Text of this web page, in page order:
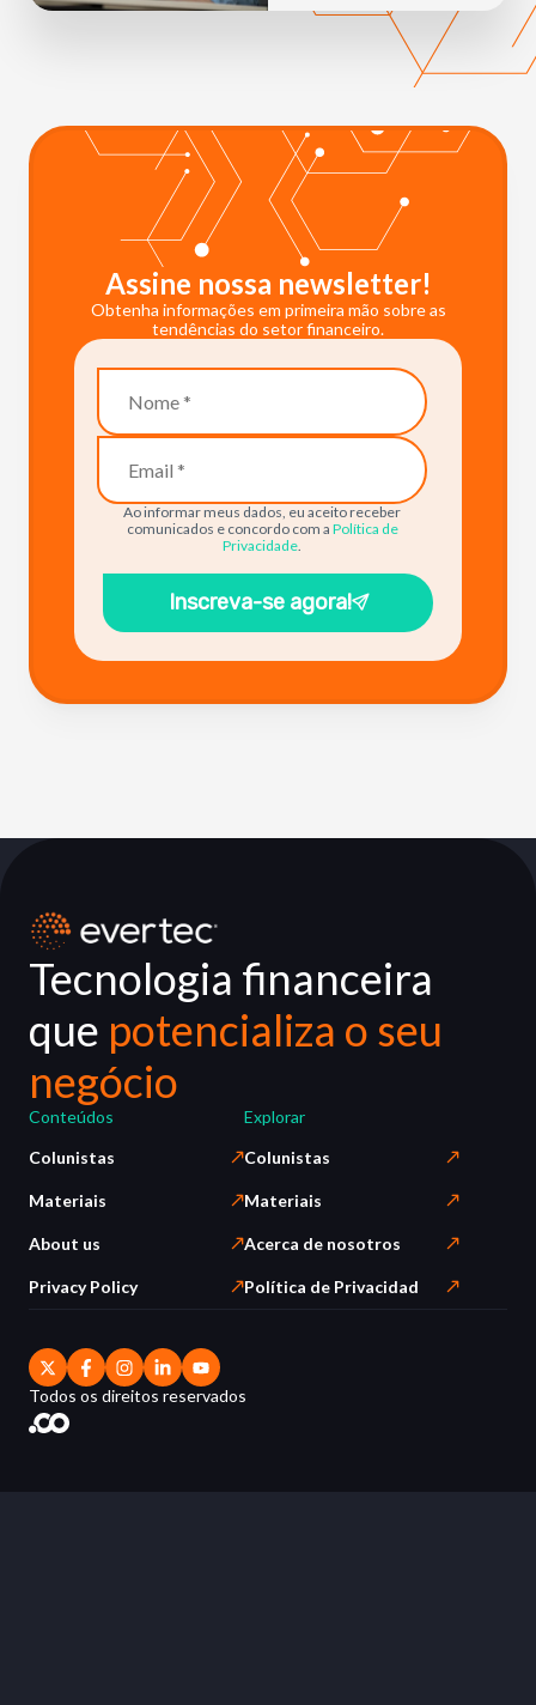
Assine nossa newsletter!
Obtenha informações em primeira mão sobre as
tendências do setor financeiro.
Ao informar meus dados, eu aceito receber
comunicados e concordo com a Política de
Privacidade.
Inscreva-se agora!
Tecnologia financeira
que potencializa o seu
negócio
Conteúdos
Colunistas
Materiais
About us
Privacy Policy
Explorar
Colunistas
Materiais
Acerca de nosotros
Política de Privacidad
Todos os direitos reservados